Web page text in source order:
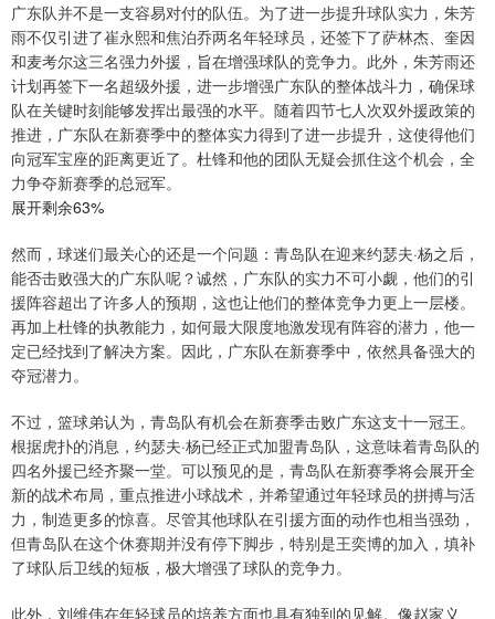
广东队并不是一支容易对付的队伍。为了进一步提升球队实力，朱芳
雨不仅引进了崔永熙和焦泊乔两名年轻球员，还签下了萨林杰、奎因
和麦考尔这三名强力外援，旨在增强球队的竞争力。此外，朱芳雨还
计划再签下一名超级外援，进一步增强广东队的整体战斗力，确保球
队在关键时刻能够发挥出最强的水平。随着四节七人次双外援政策的
推进，广东队在新赛季中的整体实力得到了进一步提升，这使得他们
向冠军宝座的距离更近了。杜锋和他的团队无疑会抓住这个机会，全
力争夺新赛季的总冠军。
展开剩余63%
然而，球迷们最关心的还是一个问题：青岛队在迎来约瑟夫·杨之后，
能否击败强大的广东队呢？诚然，广东队的实力不可小觑，他们的引
援阵容超出了许多人的预期，这也让他们的整体竞争力更上一层楼。
再加上杜锋的执教能力，如何最大限度地激发现有阵容的潜力，他一
定已经找到了解决方案。因此，广东队在新赛季中，依然具备强大的
夺冠潜力。
不过，篮球弟认为，青岛队有机会在新赛季击败广东这支十一冠王。
根据虎扑的消息，约瑟夫·杨已经正式加盟青岛队，这意味着青岛队的
四名外援已经齐聚一堂。可以预见的是，青岛队在新赛季将会展开全
新的战术布局，重点推进小球战术，并希望通过年轻球员的拼搏与活
力，制造更多的惊喜。尽管其他球队在引援方面的动作也相当强劲，
但青岛队在这个休赛期并没有停下脚步，特别是王奕博的加入，填补
了球队后卫线的短板，极大增强了球队的竞争力。
此外，刘维伟在年轻球员的培养方面也具有独到的见解。像赵家义、